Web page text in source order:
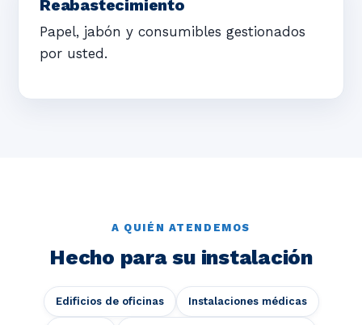
Reabastecimiento
Papel, jabón y consumibles gestionados
por usted.
A QUIÉN ATENDEMOS
Hecho para su instalación
Edificios de oficinas Instalaciones médicas